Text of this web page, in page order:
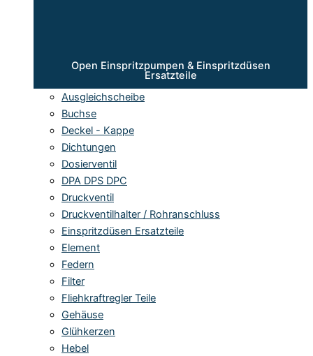
Open Einspritzpumpen & Einspritzdüsen
Ersatzteile
Ausgleichscheibe
Buchse
Deckel - Kappe
Dichtungen
Dosierventil
DPA DPS DPC
Druckventil
Druckventilhalter / Rohranschluss
Einspritzdüsen Ersatzteile
Element
Federn
Filter
Fliehkraftregler Teile
Gehäuse
Glühkerzen
Hebel